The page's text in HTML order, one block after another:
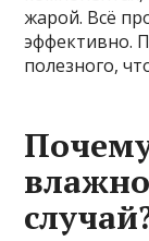
жарой. Всё
эффективно.
полезного,